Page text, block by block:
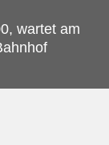
wartet am